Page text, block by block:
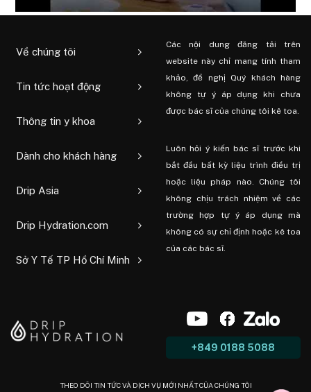
Về chúng tôi
Tin tức hoạt động
Thông tin y khoa
Dành cho khách hàng
Drip Asia
Drip Hydration.com
Sở Y Tế TP Hồ Chí Minh
Các nội dung đăng tải trên
website này chỉ mang tính tham
khảo, đề nghị Quý khách hàng
không tự ý áp dụng khi chưa
được bác sĩ của chúng tôi kê toa.
Luôn hỏi ý kiến ​​bác sĩ trước khi
bắt đầu bất kỳ liệu trình điều trị
hoặc liệu pháp nào. Chúng tôi
không chịu trách nhiệm về các
trường hợp tự ý áp dụng mà
không có sự chỉ định hoặc kê toa
của các bác sĩ.
+849 0188 5088
THEO DÕI TIN TỨC VÀ DỊCH VỤ MỚI NHẤT CỦA CHÚNG TÔI